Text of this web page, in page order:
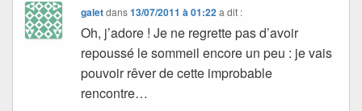
galetdans13/07/2011 à 01:22 a dit :
Oh, j’adore ! Je ne regrette pas d’avoir
repoussé le sommeil encore un peu : je vais
pouvoir rêver de cette improbable
rencontre…